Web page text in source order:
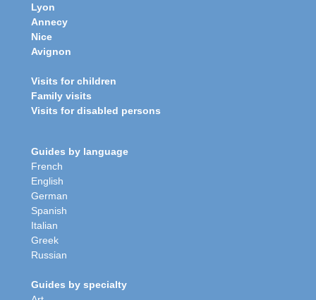
Lyon
Annecy
Nice
Avignon
Visits for children
Family visits
Visits for disabled persons
Guides by language
French
English
German
Spanish
Italian
Greek
Russian
Guides by specialty